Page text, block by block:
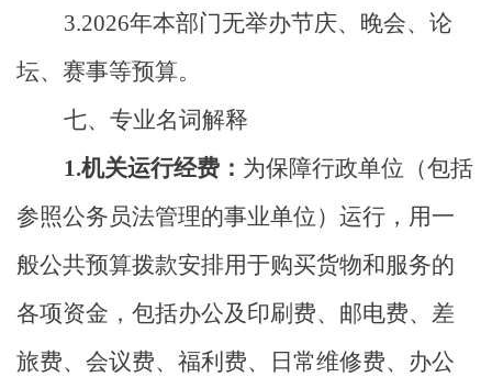
3.2026年本部门无举办节庆、晚会、论
坛、赛事等预算。
七、 专业名词解释
1.机关运行经费： 为保障行政单位（包括
参照公务员法管理的事业单位）运行，用一
般公共预算拨款安排用于购买货物和服务的
各项资金，包括办公及印刷费、邮电费、差
旅费、会议费、福利费、日常维修费、办公